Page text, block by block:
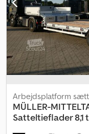
Arbejdsplatform
MÜLLER-
Satteltieflader 8,1